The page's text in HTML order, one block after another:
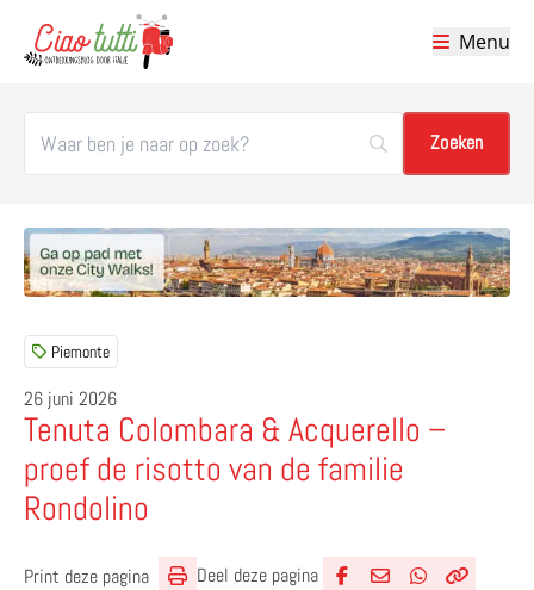
Menu
Piemonte
26 juni 2026
Tenuta Colombara & Acquerello –
proef de risotto van de familie
Rondolino
Print deze pagina Deel deze pagina